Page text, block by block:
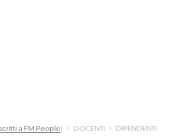
a FM People) DOCENTI DIPENDENTI